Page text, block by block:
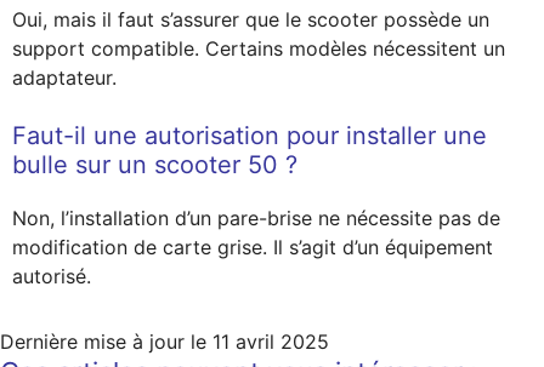
Oui, mais il faut s’assurer que le scooter possède un
support compatible. Certains modèles nécessitent un
adaptateur.
Faut-il une autorisation pour installer une
bulle sur un scooter 50 ?
Non, l’installation d’un pare-brise ne nécessite pas de
modification de carte grise. Il s’agit d’un équipement
autorisé.
Dernière mise à jour le 11 avril 2025